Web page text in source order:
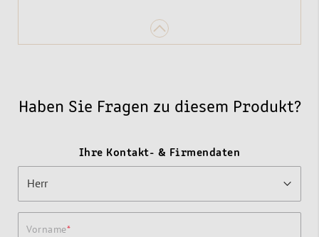
Haben Sie Fragen zu diesem Produkt?
Ihre Kontakt- & Firmendaten
Vorname